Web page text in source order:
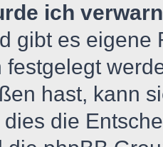
ich
gibt es
festgelegt
hast, kann
die